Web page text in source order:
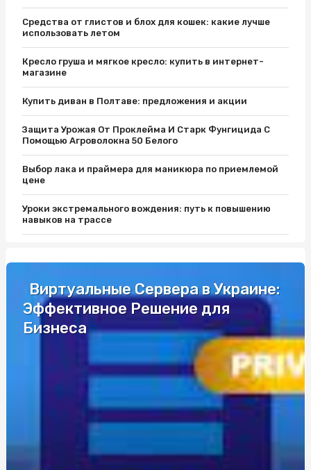
Средства от глистов и блох для кошек: какие лучше
использовать летом
Кресло груша и мягкое кресло: купить в интернет-
магазине
Купить диван в Полтаве: предложения и акции
Защита Урожая От Проклейма И Старк Фунгицида С
Помощью Агроволокна 50 Белого
Выбор лака и праймера для маникюра по приемлемой
цене
Уроки экстремального вождения: путь к повышению
навыков на трассе
Разборки Субару: Как Найти Нужные Запчасти
Промышленные светильники и автоматы Шнайдер по
Уроки экстремального вождения: путь к повышению
Одноразовая электронная сигарета: удобство и
экономия для новичков
Живокост мазь: где купить и по какой цене?
Виртуальные Сервера в Украине:
Эффективное Решение для
Бизнеса